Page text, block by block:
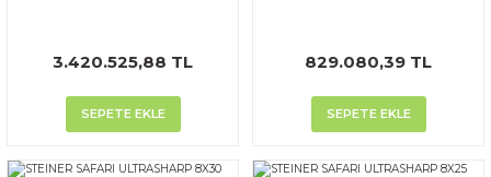
3.420.525,88 TL
SEPETE EKLE
829.080,39 TL
SEPETE EKLE